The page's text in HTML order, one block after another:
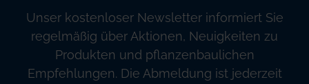
Unser kostenloser Newsletter informiert Sie
regelmäßig über Aktionen, Neuigkeiten zu
Produkten und pflanzenbaulichen
Empfehlungen. Die Abmeldung ist jederzeit